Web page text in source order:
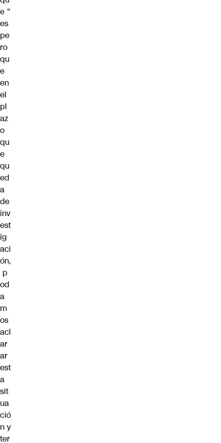
e “
es
pe
ro
qu
e
en
el
pl
az
o
qu
e
qu
ed
a
de
inv
est
ig
aci
ón,
p
od
a
m
os
acl
ar
ar
est
a
sit
ua
ció
n y
ter